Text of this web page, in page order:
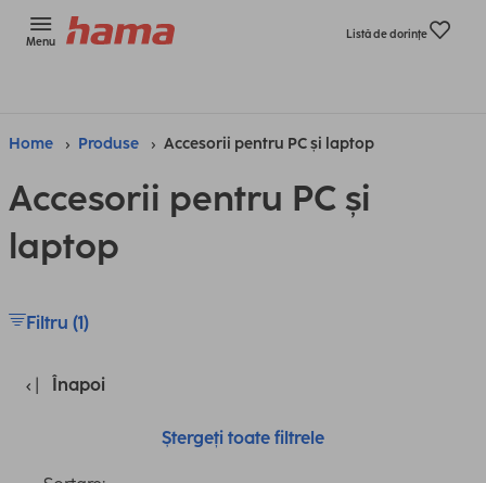
Menu
Listă de dorinţe
Home Produse Accesorii pentru PC și laptop
Accesorii pentru PC și
laptop
Filtru (1)
Înapoi
Ștergeți toate filtrele